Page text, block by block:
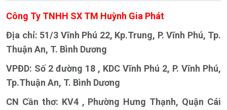
Công Ty TNHH SX TM Huỳnh Gia Phát
Địa chỉ: 51/3 Vĩnh Phú 22, Kp.Trung, P. Vĩnh Phú, Tp.
Thuận An, T. Bình Dương
VPĐD: Số 2 đường 18 , KDC Vĩnh Phú 2, P. Vĩnh Phú,
Tp.Thuận An, T. Bình Dương
CN Cần thơ: KV4 , Phường Hưng Thạnh, Quận Cái